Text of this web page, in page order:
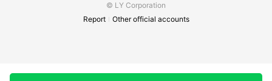
© LY Corporation
Report
Other official accounts